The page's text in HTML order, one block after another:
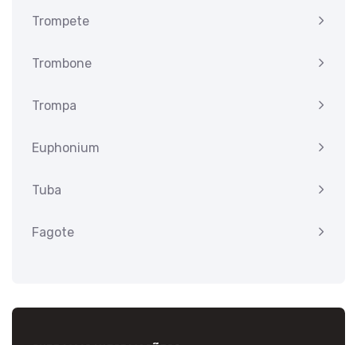
Trompete
Trombone
Trompa
Euphonium
Tuba
Fagote